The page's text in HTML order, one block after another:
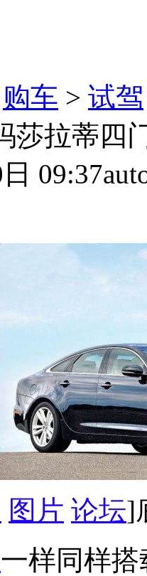
购车 > 试驾
莎拉蒂四
09:37
图片 论坛]
一样同样